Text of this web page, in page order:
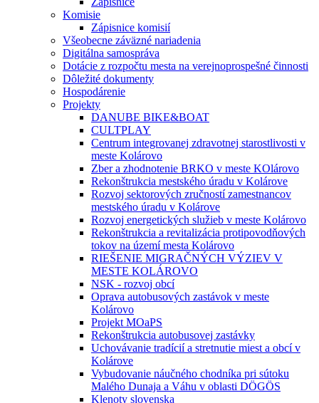
Komisie
Zápisnice komisií
Všeobecne záväzné nariadenia
Digitálna samospráva
Dotácie z rozpočtu mesta na verejnoprospešné činnosti
Dôležité dokumenty
Hospodárenie
Projekty
DANUBE BIKE&BOAT
CULTPLAY
Centrum integrovanej zdravotnej starostlivosti v
meste Kolárovo
Zber a zhodnotenie BRKO v meste KOlárovo
Rekonštrukcia mestského úradu v Kolárove
Rozvoj sektorových zručností zamestnancov
mestského úradu v Kolárove
Rozvoj energetických služieb v meste Kolárovo
Rekonštrukcia a revitalizácia protipovodňových
tokov na území mesta Kolárovo
RIEŠENIE MIGRAČNÝCH VÝZIEV V
MESTE KOLÁROVO
NSK - rozvoj obcí
Oprava autobusových zastávok v meste
Kolárovo
Projekt MOaPS
Rekonštrukcia autobusovej zastávky
Uchovávanie tradícií a stretnutie miest a obcí v
Kolárove
Vybudovanie náučného chodníka pri sútoku
Malého Dunaja a Váhu v oblasti DÖGÖS
Klenoty slovenska